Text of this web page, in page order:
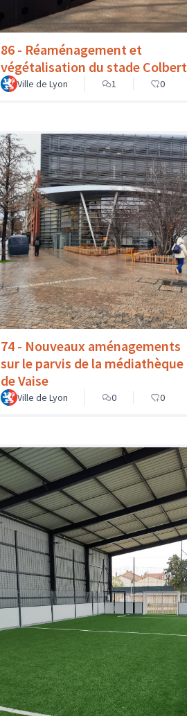
86 - Réaménagement et
végétalisation du stade Colbert
Ville de Lyon 1 0
74 - Nouveaux aménagements
sur le parvis de la médiathèque
de Vaise
Ville de Lyon 0 0